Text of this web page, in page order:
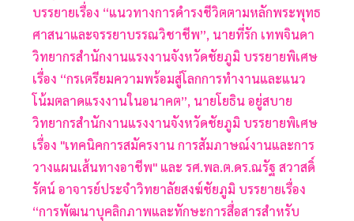
บรรยายเรื่อง “แนวทางการดำรงชีวิตตามหลักพระพุทธ
ศาสนาและจรรยาบรรณวิชาชีพ”, นายที่รัก เทพจินดา
วิทยากรสำนักงานแรงงานจังหวัดชัยภูมิ บรรยายพิเศษ
เรื่อง “กรเตรียมความพร้อมสู่โลกการทำงานและแนว
โน้มตลาดแรงงานในอนาคต”, นายโยธิน อยู่สบาย
วิทยากรสำนักงานแรงงานจังหวัดชัยภูมิ บรรยายพิเศษ
เรื่อง "เทคนิคการสมัครงาน การสัมภาษณ์งานและการ
วางแผนเส้นทางอาชีพ" และ รศ.พล.ต.ดร.ณรัฐ สวาสดิ์
รัตน์ อาจารย์ประจำวิทยาลัยสงฆ์ชัยภูมิ บรรยายเรื่อง
“การพัฒนาบุคลิกภาพและทักษะการสื่อสารสำหรับ